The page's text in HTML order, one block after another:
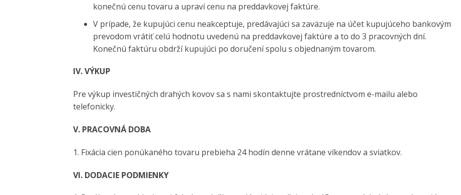
konečnú cenu tovaru a upraví cenu na preddavkovej faktúre.
V prípade, že kupujúci cenu neakceptuje, predávajúci sa zaväzuje na účet kupujúceho bankovým
prevodom vrátiť celú hodnotu uvedenú na preddavkovej faktúre a to do 3 pracovných dní.
Konečnú faktúru obdrží kupujúci po doručení spolu s objednaným tovarom.
IV. VÝKUP
Pre výkup investičných drahých kovov sa s nami skontaktujte prostredníctvom e-mailu alebo
telefonicky.
V. PRACOVNÁ DOBA
1. Fixácia cien ponúkaného tovaru prebieha 24 hodín denne vrátane víkendov a sviatkov.
VI. DODACIE PODMIENKY